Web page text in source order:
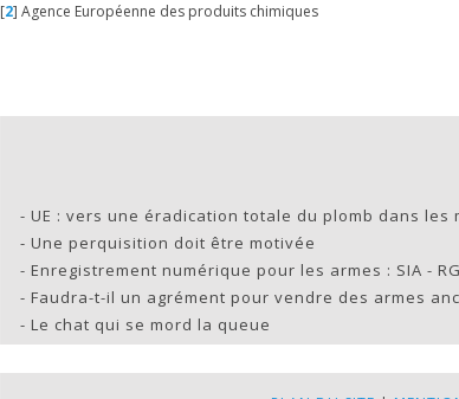
[2] Agence Européenne des produits chimiques
- UE : vers une éradication totale du plomb dans les
- Une perquisition doit être motivée
- Enregistrement numérique pour les armes : SIA -
- Faudra-t-il un agrément pour vendre des armes
- Le chat qui se mord la queue